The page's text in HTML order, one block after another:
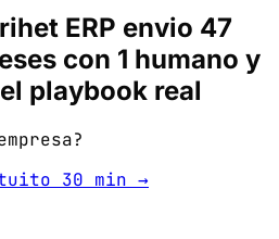
ERP envio 47
con 1 humano y
playbook real
30 min →